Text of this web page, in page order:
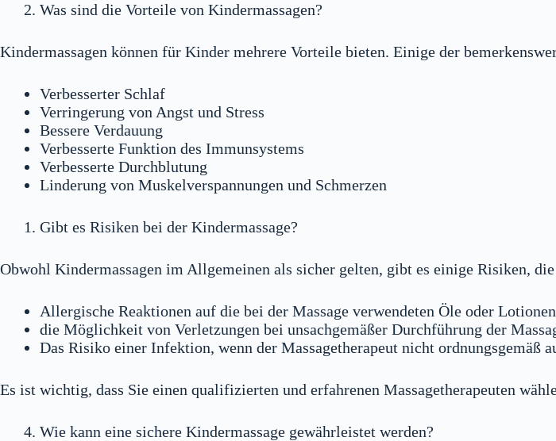
Was sind die Vorteile von Kindermassagen?
Kindermassagen können für Kinder mehrere Vorteile bieten. Einige der
Verbesserter Schlaf
Verringerung von Angst und Stress
Bessere Verdauung
Verbesserte Funktion des Immunsystems
Verbesserte Durchblutung
Linderung von Muskelverspannungen und Schmerzen
Gibt es Risiken bei der Kindermassage?
Obwohl Kindermassagen im Allgemeinen als sicher gelten, gibt es einige Risiken,
Allergische Reaktionen auf die bei der Massage verwendeten Öle oder Lotionen
die Möglichkeit von Verletzungen bei unsachgemäßer Durchführung der
Das Risiko einer Infektion, wenn der Massagetherapeut nicht ordnungsgemäß
Es ist wichtig, dass Sie einen qualifizierten und erfahrenen Massagetherapeuten
Wie kann eine sichere Kindermassage gewährleistet werden?